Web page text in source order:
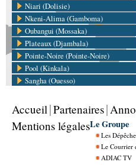
Niari (Dolisie)
Nkeni-Alima (Gamboma)
Oubangui (Mossaka)
Plateaux (Djambala)
Pointe-Noire (Pointe-Noire)
Pool (Kinkala)
Sangha (Ouesso)
Accueil Partenaires
Mentions légalesLe Groupe
Les
Le Courrier
ADIAC TV